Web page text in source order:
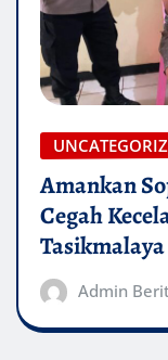
Amankan
Cegah
Tasikmalaya
Admin